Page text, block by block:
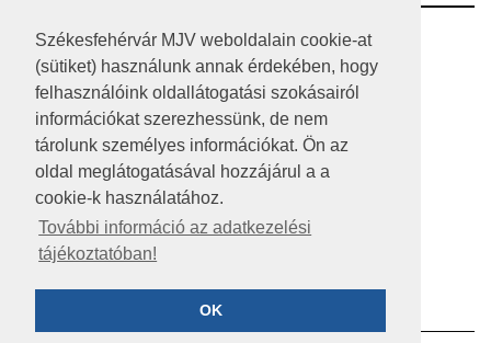
Székesfehérvár MJV weboldalain cookie-at
(sütiket) használunk annak érdekében, hogy
felhasználóink oldallátogatási szokásairól
információkat szerezhessünk, de nem
tárolunk személyes információkat. Ön az
oldal meglátogatásával hozzájárul a a
cookie-k használatához.
További információ az adatkezelési
tájékoztatóban!
OK
RSS
A HONLAP 2017.03.31-I ÁLLAPOTA
JOGI NYILATKOZAT
IMPRESSZUM
KÖZÉRDEKŰ ADATOK